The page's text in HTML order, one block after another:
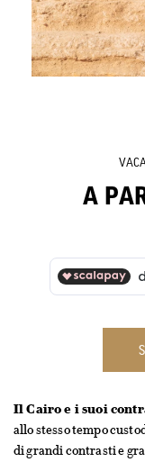
A
Il Cairo e i suoi
allo stesso tempo
di grandi contrasti e